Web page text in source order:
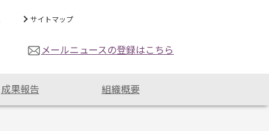
サイトマップ
メールニュースの登録はこちら
成果報告 組織概要